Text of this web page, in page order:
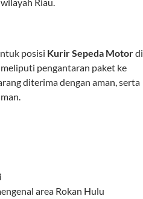
posisi Kurir Sepeda Motordi
pengantaran paket ke
diterima dengan aman, serta
area Rokan Hulu